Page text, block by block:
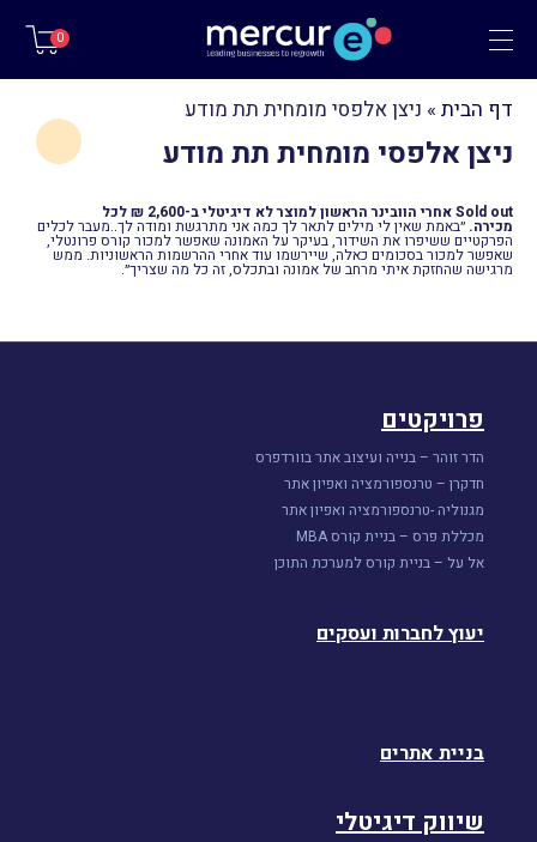
תפריט 0
דף הבית » ניצן אלפסי מומחית תת מודע
ניצן אלפסי מומחית תת מודע
Sold out אחרי הוובינר הראשון למוצר לא דיגיטלי ב-2,600 ₪ לכל
מכירה. ״באמת שאין לי מילים לתאר לך כמה אני מתרגשת ומודה לך..מעבר לכלים
הפרקטיים ששיפרו את השידור, בעיקר על האמונה שאפשר למכור קורס פרונטלי,
שאפשר למכור בסכומים כאלה, שיירשמו עוד אחרי ההרשמות הראשוניות. ממש
מרגישה שהחזקת איתי מרחב של אמונה ובתכלס, זה כל מה שצריך״.
פרויקטים
הדר זוהר – בנייה ועיצוב אתר בוורדפרס
חדקרן – טרנספורמציה ואפיון אתר
מגנוליה -טרנספורמציה ואפיון אתר
מכללת פרס – בניית קורס MBA
אל על – בניית קורס למערכת התוכן
יעוץ לחברות ועסקים
בניית אתרים
שיווק דיגיטלי